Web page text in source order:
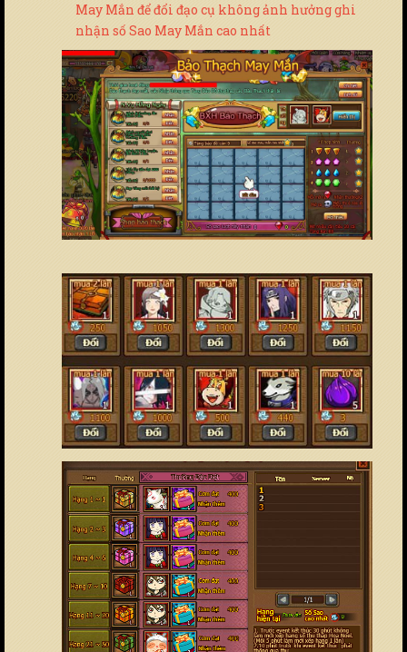
May Mắn để đổi đạo cụ không ảnh hưởng ghi
nhận số Sao May Mắn cao nhất